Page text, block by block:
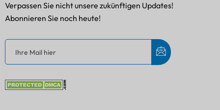
Verpassen Sie nicht unsere zukünftigen Updates!
Abonnieren Sie noch heute!